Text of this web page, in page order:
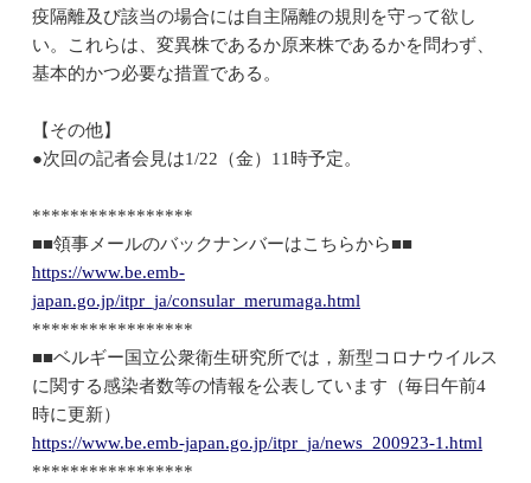
疫隔離及び該当の場合には自主隔離の規則を守って欲し
い。これらは、変異株であるか原来株であるかを問わず、
基本的かつ必要な措置である。
【その他】
●次回の記者会見は1/22（金）11時予定。
*****************
■■領事メールのバックナンバーはこちらから■■
https://www.be.emb-
japan.go.jp/itpr_ja/consular_merumaga.html
*****************
■■ベルギー国立公衆衛生研究所では，新型コロナウイルス
に関する感染者数等の情報を公表しています（毎日午前4
時に更新）
https://www.be.emb-japan.go.jp/itpr_ja/news_200923-1.html
*****************